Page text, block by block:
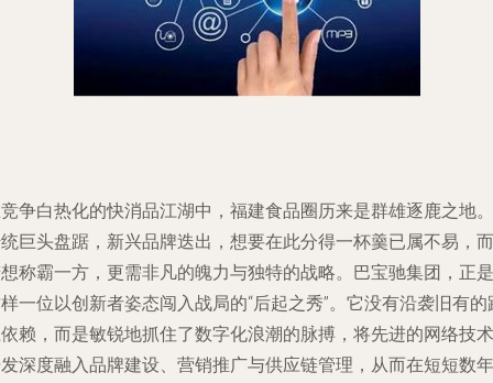
争白热化的快消品江湖中，福建食品圈历来是群雄逐鹿之地。
巨头盘踞，新兴品牌迭出，想要在此分得一杯羹已属不易，而
称霸一方，更需非凡的魄力与独特的战略。巴宝驰集团，正是
一位以创新者姿态闯入战局的“后起之秀”。它没有沿袭旧有的
赖，而是敏锐地抓住了数字化浪潮的脉搏，将先进的网络技术
深度融入品牌建设、营销推广与供应链管理，从而在短短数年